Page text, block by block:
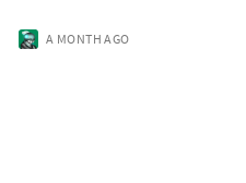
A MONTH AGO